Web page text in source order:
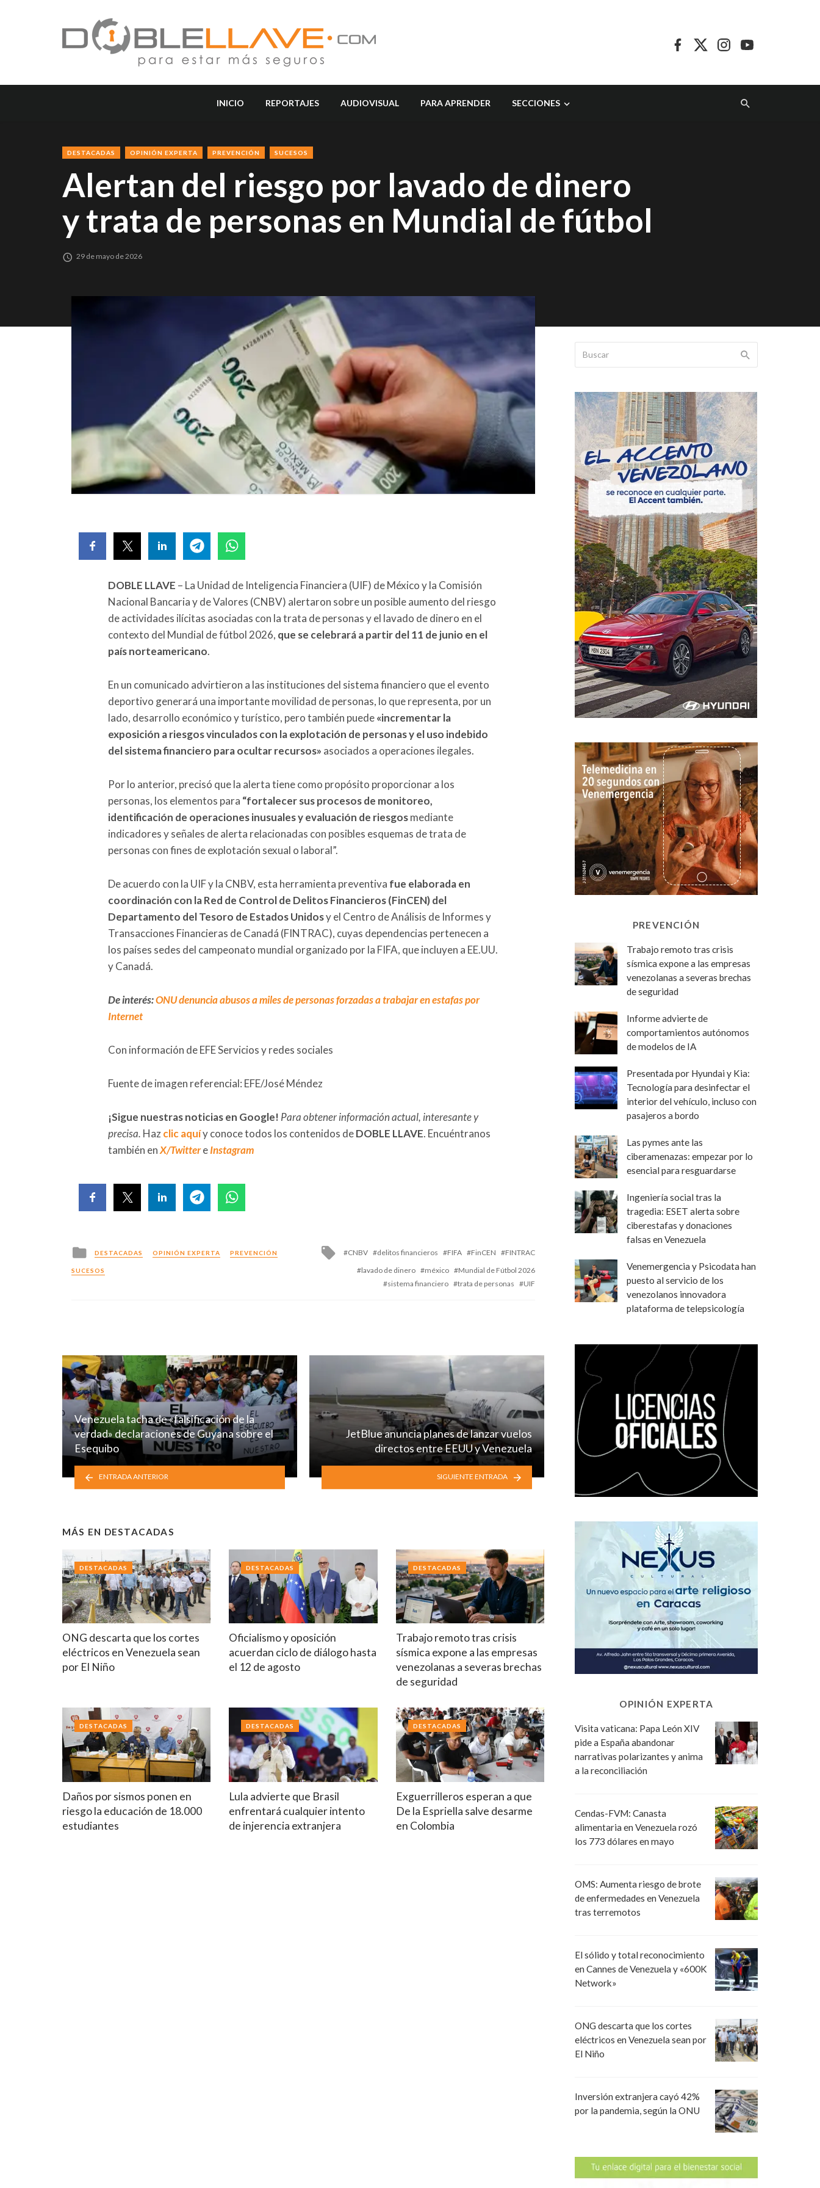
INICIO REPORTAJES AUDIOVISUAL PARA APRENDER SECCIONES
DESTACADAS OPINIÓN EXPERTA PREVENCIÓN SUCESOS
Alertan del riesgo por lavado de dinero
y trata de personas en Mundial de fútbol
29 de mayo de 2026
DOBLE LLAVE – La Unidad de Inteligencia Financiera (UIF) de México y la Comisión
Nacional Bancaria y de Valores (CNBV) alertaron sobre un posible aumento del riesgo
de actividades ilícitas asociadas con la trata de personas y el lavado de dinero en el
contexto del Mundial de fútbol 2026, que se celebrará a partir del 11 de junio en el
país norteamericano.
En un comunicado advirtieron a las instituciones del sistema financiero que el evento
deportivo generará una importante movilidad de personas, lo que representa, por un
lado, desarrollo económico y turístico, pero también puede«incrementar la
exposición a riesgos vinculados con la explotación de personas y el uso indebido
del sistema financiero para ocultar recursos» asociados a operaciones ilegales.
Por lo anterior, precisó que la alerta tiene como propósito proporcionar a los
personas, los elementos para “fortalecer sus procesos de monitoreo,
identificación de operaciones inusuales y evaluación de riesgosmediante
indicadores y señales de alerta relacionadas con posibles esquemas de trata de
personas con fines de explotación sexual o laboral”.
De acuerdo con la UIF y la CNBV, esta herramienta preventiva fue elaborada en
coordinación con la Red de Control de Delitos Financieros (FinCEN) del
Departamento del Tesoro de Estados Unidosy el Centro de Análisis de Informes y
Transacciones Financieras de Canadá (FINTRAC), cuyas dependencias pertenecen a
los países sedes del campeonato mundial organizado por la FIFA, que incluyen a EE.UU.
y Canadá.
De interés:ONU denuncia abusos a miles de personas forzadas a trabajar en estafas por
Internet
Con información de EFE Servicios y redes sociales
Fuente de imagen referencial: EFE/José Méndez
¡Sigue nuestras noticias en Google! Para obtener información actual, interesante y
precisa. Hazclic aquíy conoce todos los contenidos deDOBLE LLAVE. Encuéntranos
también enX/TwittereInstagram
Posted
in
DESTACADAS OPINIÓN EXPERTA PREVENCIÓN
SUCESOS
Tagged
CNBV delitos financieros FIFA FinCEN
FINTRAC
lavado de dinero
méxico
Mundial de Fútbol 2026
sistema financiero
trata de personas UIF
Venezuela tacha de «falsificación de la
verdad» declaraciones de Guyana sobre el
Esequibo
ENTRADA ANTERIOR
JetBlue anuncia planes de lanzar vuelos
directos entre EEUU y Venezuela
SIGUIENTE ENTRADA
MÁS EN DESTACADAS
ONG descarta que los cortes
eléctricos en Venezuela sean
por El Niño
DESTACADAS
Oficialismo y oposición
acuerdan ciclo de diálogo hasta
el 12 de agosto
DESTACADAS
Trabajo remoto tras crisis
sísmica expone a las empresas
venezolanas a severas brechas
de seguridad
DESTACADAS
Daños por sismos ponen en
riesgo la educación de 18.000
estudiantes
DESTACADAS
Lula advierte que Brasil
enfrentará cualquier intento
de injerencia extranjera
DESTACADAS
Exguerrilleros esperan a que
De la Espriella salve desarme
en Colombia
DESTACADAS
PREVENCIÓN
Trabajo remoto tras crisis
sísmica expone a las empresas
venezolanas a severas brechas
de seguridad
Informe advierte de
comportamientos autónomos
de modelos de IA
Presentada por Hyundai y Kia:
Tecnología para desinfectar el
interior del vehículo, incluso con
pasajeros a bordo
Las pymes ante las
ciberamenazas: empezar por lo
esencial para resguardarse
Ingeniería social tras la
tragedia: ESET alerta sobre
ciberestafas y donaciones
falsas en Venezuela
Venemergencia y Psicodata han
puesto al servicio de los
venezolanos innovadora
plataforma de telepsicología
OPINIÓN EXPERTA
Visita vaticana: Papa León XIV
pide a España abandonar
narrativas polarizantes y anima
a la reconciliación
Cendas-FVM: Canasta
alimentaria en Venezuela rozó
los 773 dólares en mayo
OMS: Aumenta riesgo de brote
de enfermedades en Venezuela
tras terremotos
El sólido y total reconocimiento
en Cannes de Venezuela y «600K
Network»
ONG descarta que los cortes
eléctricos en Venezuela sean por
El Niño
Inversión extranjera cayó 42%
por la pandemia, según la ONU